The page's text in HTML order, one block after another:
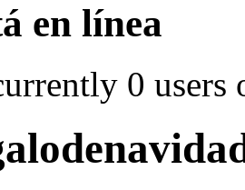
en línea
0 users